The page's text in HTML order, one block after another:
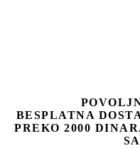
BESPLATNA
PREKO 2000